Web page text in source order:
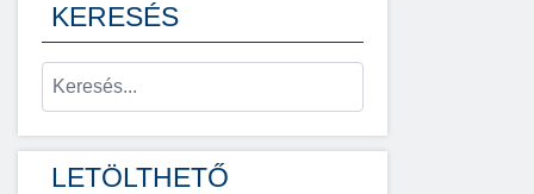
KERESÉS
LETÖLTHETŐ